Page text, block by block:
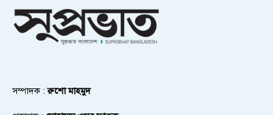
সম্পাদক :রুশো মাহমুদ